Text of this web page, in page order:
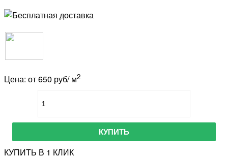
Цена: от 650 руб/ м2
КУПИТЬ
КУПИТЬ В 1 КЛИК